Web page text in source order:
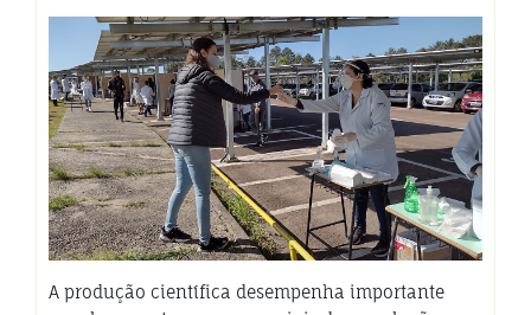
A produção científica desempenha importante